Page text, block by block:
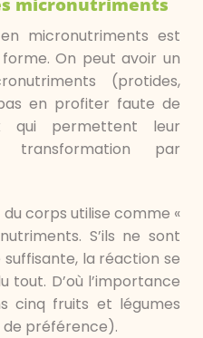
micronutriments est
On peut avoir un
(protides,
en profiter faute de
qui permettent leur
par
corps utilise comme «
S’ils ne sont
la réaction se
tout. D’où l’importance
cinq fruits et légumes
de préférence).